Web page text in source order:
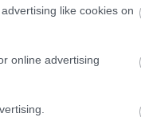
like cookies on
online advertising